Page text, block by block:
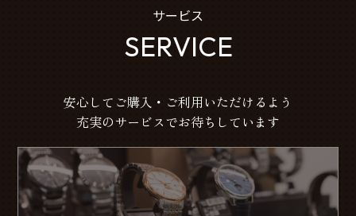
サービス
SERVICE
安心してご購入・ご利用いただけるよう
充実のサービスでお待ちしています